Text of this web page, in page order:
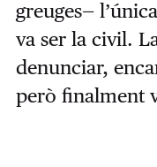
greuges—
va ser la civil.
denunciar,
però finalment